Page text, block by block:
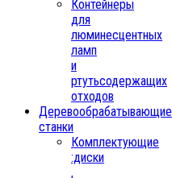
Контейнеры
для
люминесцентных
ламп
и
ртутьсодержащих
отходов
Деревообрабатывающие
станки
Комплектующие
:диски
,